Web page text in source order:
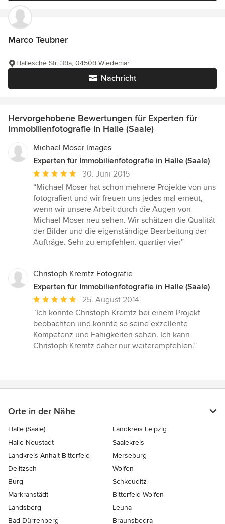
Marco Teubner
Nachricht
Hallesche Str. 39a, 04509 Wiedemar
Hervorgehobene Bewertungen für Experten für
Immobilienfotografie in Halle (Saale)
Michael Moser Images
Experten für Immobilienfotografie in Halle (Saale)
Durchschnittliche
Bewertung:
5
von
5
Sternen
30. Juni 2015
“Michael Moser hat schon mehrere Projekte von uns
fotografiert und wir freuen uns jedes mal erneut,
wenn wir unsere Arbeit durch die Augen von
Michael Moser neu sehen. Wir schätzen die Qualität
der Bilder und die eigenständige Bearbeitung der
Aufträge. Sehr zu empfehlen. quartier vier”
Christoph Kremtz Fotografie
Experten für Immobilienfotografie in Halle (Saale)
Durchschnittliche
Bewertung:
5
von
5
25. August 2014
“Ich konnte Christoph Kremtz bei einem Projekt
beobachten und konnte so seine exzellente
Kompetenz und Fähigkeiten sehen. Ich kann
Christoph Kremtz daher nur weiterempfehlen.”
Orte in der Nähe
Halle (Saale)
Landkreis Leipzig
Halle-Neustadt
Saalekreis
Landkreis Anhalt-Bitterfeld
Merseburg
Delitzsch
Wolfen
Burg
Schkeuditz
Markranstädt
Bitterfeld-Wolfen
Landsberg
Leuna
Bad Dürrenberg
Braunsbedra